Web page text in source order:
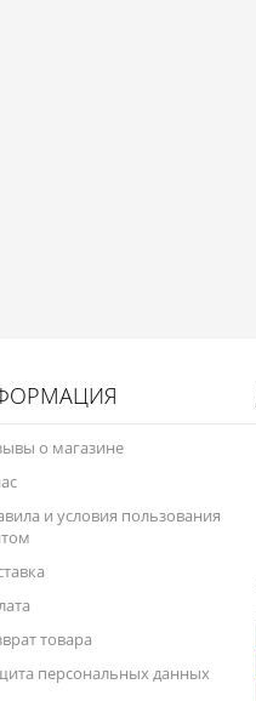
о магазине
и условия пользования
товара
персональных данных